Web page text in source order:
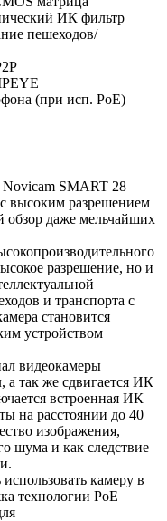
ИК фильтр
пешеходов/
(при исп. PoE)
Novicam SMART 28
высоким разрешением
обзор даже мельчайших
разрешение, но и
и транспорта с
становится
устройством
видеокамеры
а так же сдвигается ИК
встроенная ИК
на расстоянии до 40
изображения,
шума и как следствие
камеру в
технологии РоЕ